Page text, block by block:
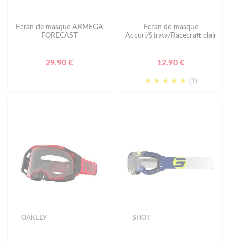
Ecran de masque ARMEGA
FORECAST
29.90 €
Ecran de masque
Accuri/Strata/Racecraft clair
12.90 €
(1)
OAKLEY SHOT